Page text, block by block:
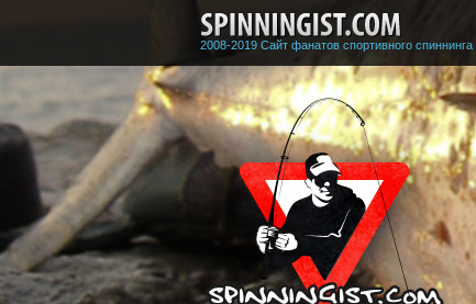
2008-2019 Сайт фанатов спортивного спиннинга